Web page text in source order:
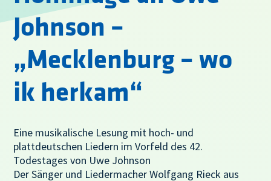
Johnson –
„Mecklenburg – wo
ik herkam“
Eine musikalische Lesung mit hoch- und
plattdeutschen Liedern im Vorfeld des 42.
Todestages von Uwe Johnson
Der Sänger und Liedermacher Wolfgang Rieck aus